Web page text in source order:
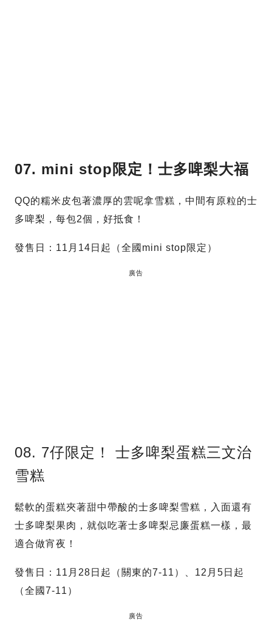
07. mini stop限定！士多啤梨大福
QQ的糯米皮包著濃厚的雲呢拿雪糕，中間有原粒的士
多啤梨，每包2個，好抵食！
發售日：11月14日起（全國mini stop限定）
廣告
08. 7仔限定！ 士多啤梨蛋糕三文治
雪糕
鬆軟的蛋糕夾著甜中帶酸的士多啤梨雪糕，入面還有
士多啤梨果肉，就似吃著士多啤梨忌廉蛋糕一樣，最
適合做宵夜！
發售日：11月28日起（關東的7-11）、12月5日起
（全國7-11）
廣告